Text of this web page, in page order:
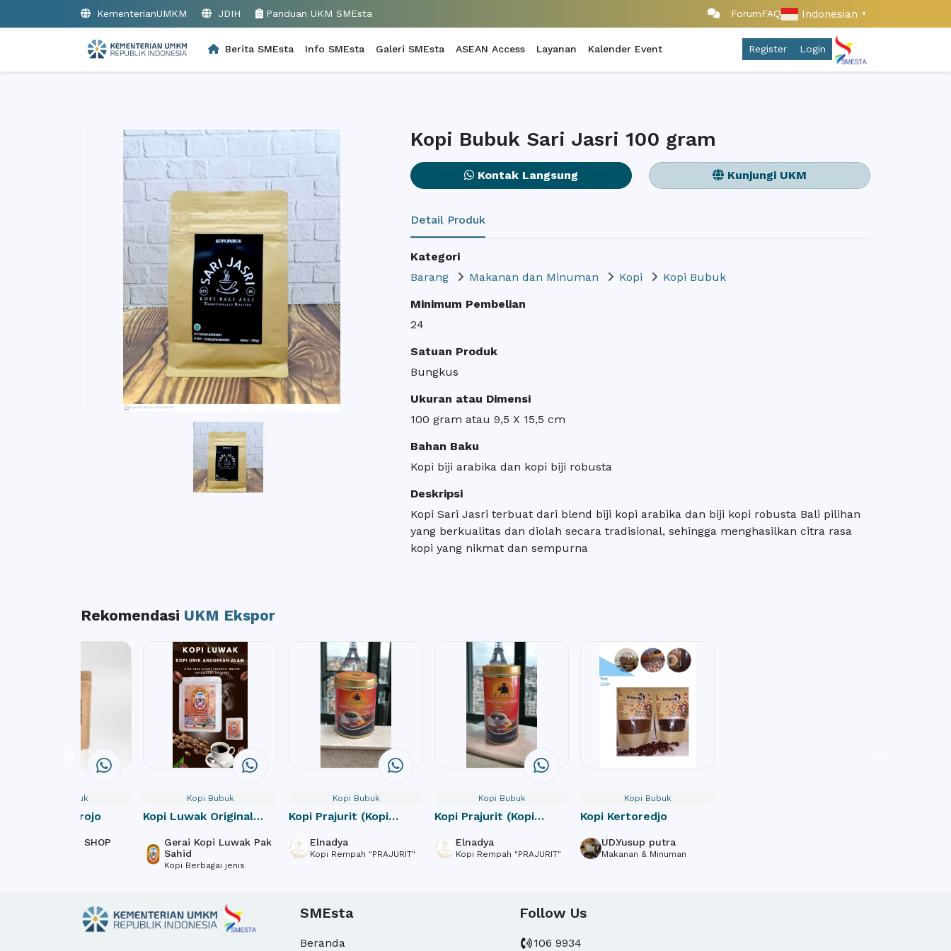
KementerianUMKM JDIH Panduan UKM SMEsta ForumFAQ Indonesian ▼
Berita SMEsta Info SMEsta Galeri SMEsta ASEAN Access Layanan Kalender Event Register Login
Kopi Bubuk Sari Jasri 100 gram
Kontak Langsung Kunjungi UKM
Detail Produk
Kategori
Barang
Makanan dan Minuman Kopi
Kopi Bubuk
Minimum Pembelian
24
Satuan Produk
Bungkus
Ukuran atau Dimensi
100 gram atau 9,5 X 15,5 cm
Bahan Baku
Kopi biji arabika dan kopi biji robusta
Deskripsi
Kopi Sari Jasri terbuat dari blend biji kopi arabika dan biji kopi robusta Bali pilihan
yang berkualitas dan diolah secara tradisional, sehingga menghasilkan citra rasa
kopi yang nikmat dan sempurna
Rekomendasi UKM Ekspor
Kopi Bubuk
Gunung Brojo
DHE COFFEE SHOP
Kopi Bubuk
Kopi Luwak Original
Drip Bag
Gerai Kopi Luwak Pak
Sahid
Kopi Berbagai jenis
Kopi Bubuk
Kopi Prajurit (Kopi
Elnadya
Kopi Rempah "PRAJURIT"
Kopi Bubuk
Kopi Prajurit (Kopi
Elnadya
Kopi Rempah "PRAJURIT"
Kopi Bubuk
Kopi Kertoredjo
UD.Yusup putra
Makanan & Minuman
SMEsta
Beranda
Follow Us
106 9934